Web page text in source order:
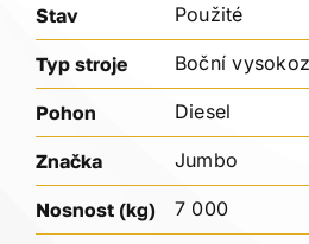
Stav Použité
Typ stroje Boční
Pohon Diesel
Značka Jumbo
Nosnost (kg) 7 000